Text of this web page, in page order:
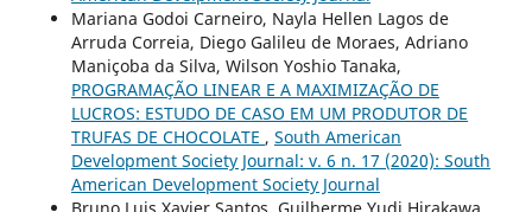
Mariana Godoi Carneiro, Nayla Hellen Lagos de
Arruda Correia, Diego Galileu de Moraes, Adriano
Maniçoba da Silva, Wilson Yoshio Tanaka,
PROGRAMAÇÃO LINEAR E A MAXIMIZAÇÃO DE
LUCROS: ESTUDO DE CASO EM UM PRODUTOR DE
TRUFAS DE CHOCOLATE , South American
Development Society Journal: v. 6 n. 17 (2020): South
American Development Society Journal
Bruno Luis Xavier Santos, Guilherme Yudi Hirakawa,